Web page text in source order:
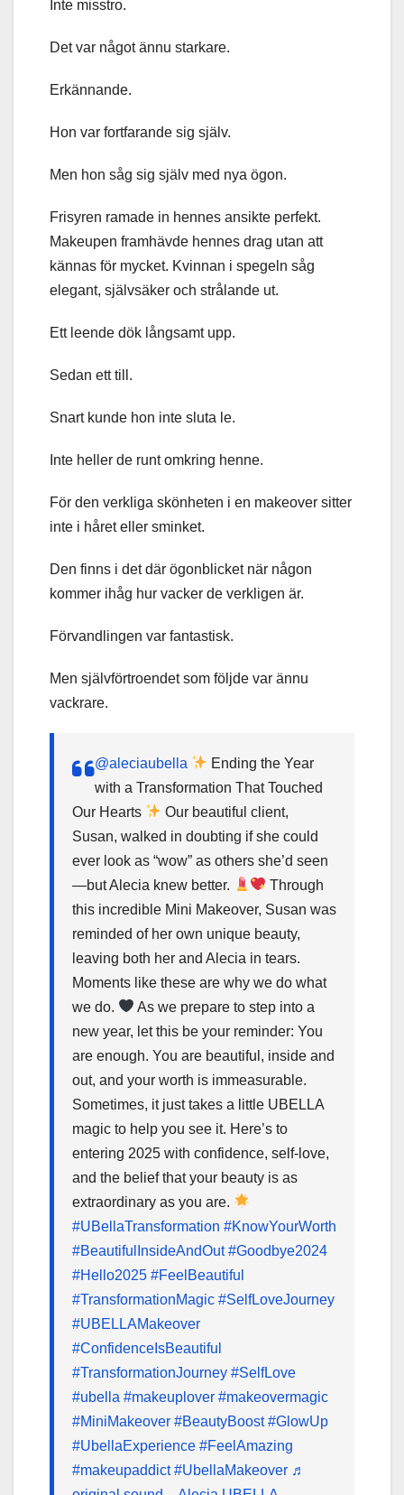
Inte misstro.
Det var något ännu starkare.
Erkännande.
Hon var fortfarande sig själv.
Men hon såg sig själv med nya ögon.
Frisyren ramade in hennes ansikte perfekt.
Makeupen framhävde hennes drag utan att
kännas för mycket. Kvinnan i spegeln såg
elegant, självsäker och strålande ut.
Ett leende dök långsamt upp.
Sedan ett till.
Snart kunde hon inte sluta le.
Inte heller de runt omkring henne.
För den verkliga skönheten i en makeover sitter
inte i håret eller sminket.
Den finns i det där ögonblicket när någon
kommer ihåg hur vacker de verkligen är.
Förvandlingen var fantastisk.
Men självförtroendet som följde var ännu
vackrare.
@aleciaubella
Ending the Year
with a Transformation That Touched
Our Hearts
Our beautiful client,
Susan, walked in doubting if she could
ever look as “wow” as others she’d seen
—but Alecia knew better.
Through
this incredible Mini Makeover, Susan was
reminded of her own unique beauty,
leaving both her and Alecia in tears.
Moments like these are why we do what
we do.
As we prepare to step into a
new year, let this be your reminder: You
are enough. You are beautiful, inside and
out, and your worth is immeasurable.
Sometimes, it just takes a little UBELLA
magic to help you see it. Here’s to
entering 2025 with confidence, self-love,
and the belief that your beauty is as
extraordinary as you are.
#UBellaTransformation #KnowYourWorth
#BeautifulInsideAndOut #Goodbye2024
#Hello2025 #FeelBeautiful
#TransformationMagic #SelfLoveJourney
#UBELLAMakeover
#ConfidenceIsBeautiful
#TransformationJourney #SelfLove
#ubella #makeuplover #makeovermagic
#MiniMakeover #BeautyBoost #GlowUp
#UbellaExperience #FeelAmazing
#makeupaddict #UbellaMakeover ♬